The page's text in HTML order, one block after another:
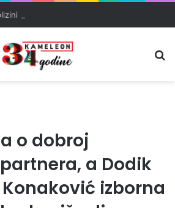
o dobroj
a Dodik
izborna